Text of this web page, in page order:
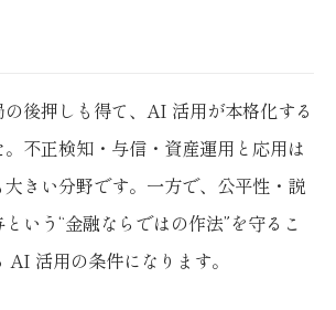
後押しも得て、AI 活用が本格化する
不正検知・与信・資産運用と応用は
きい分野です。一方で、公平性・説
いう“金融ならではの作法”を守るこ
AI 活用の条件になります。